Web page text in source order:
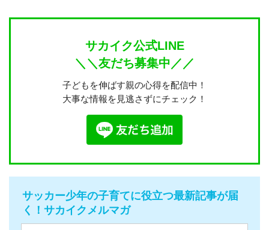
サカイク公式LINE
＼＼友だち募集中／／
子どもを伸ばす親の心得を配信中！
大事な情報を見逃さずにチェック！
サッカー少年の子育てに役立つ最新記事が届
く！サカイクメルマガ